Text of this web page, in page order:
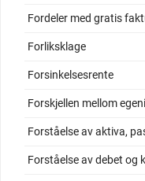
Fordeler med gratis
Forliksklage
Forsinkelsesrente
Forskjellen mellom
Forståelse av aktiva,
Forståelse av debet og